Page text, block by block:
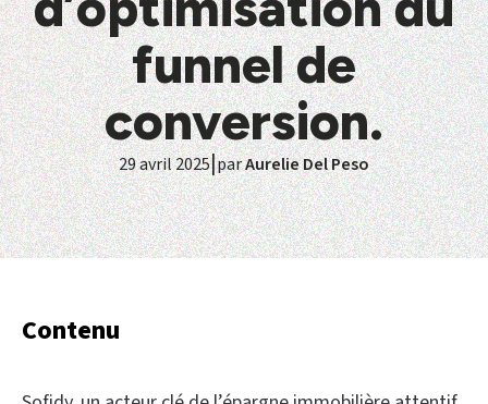
funnel de
conversion.
29 avril 2025|parAurelie Del Peso
Contenu